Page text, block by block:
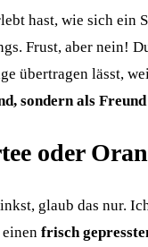
hast, wie sich ein
Frust, aber nein!
übertragen lässt,
sondern als
oder
glaub das nur.
frisch